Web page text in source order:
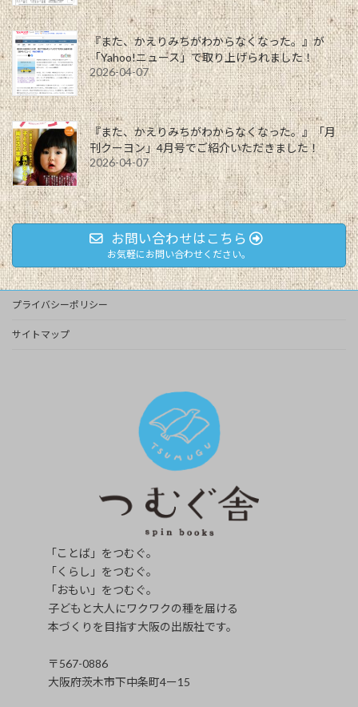
『また、かえりみちがわからなくなった。』が
「Yahoo!ニュース」で取り上げられました！
2026-04-07
『また、かえりみちがわからなくなった。』「月
刊クーヨン」4月号でご紹介いただきました！
2026-04-07
お問い合わせはこちら
お気軽にお問い合わせください。
プライバシーポリシー
サイトマップ
「ことば」をつむぐ。
「くらし」をつむぐ。
「おもい」をつむぐ。
子どもと大人にワクワクの種を届ける
本づくりを目指す大阪の出版社です。
〒567-0886
大阪府茨木市下中条町4ー15